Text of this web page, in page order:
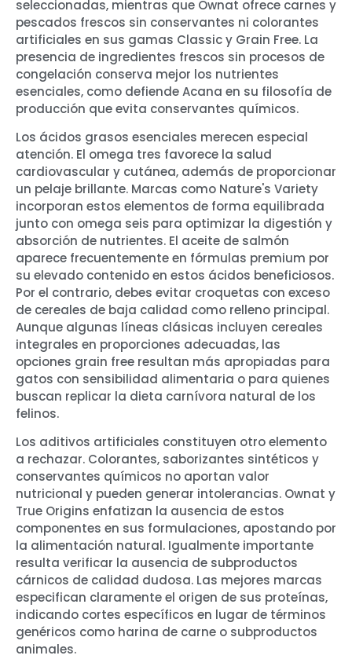
seleccionadas, mientras que Ownat ofrece carnes y
pescados frescos sin conservantes ni colorantes
artificiales en sus gamas Classic y Grain Free. La
presencia de ingredientes frescos sin procesos de
congelación conserva mejor los nutrientes
esenciales, como defiende Acana en su filosofía de
producción que evita conservantes químicos.
Los ácidos grasos esenciales merecen especial
atención. El omega tres favorece la salud
cardiovascular y cutánea, además de proporcionar
un pelaje brillante. Marcas como Nature's Variety
incorporan estos elementos de forma equilibrada
junto con omega seis para optimizar la digestión y
absorción de nutrientes. El aceite de salmón
aparece frecuentemente en fórmulas premium por
su elevado contenido en estos ácidos beneficiosos.
Por el contrario, debes evitar croquetas con exceso
de cereales de baja calidad como relleno principal.
Aunque algunas líneas clásicas incluyen cereales
integrales en proporciones adecuadas, las
opciones grain free resultan más apropiadas para
gatos con sensibilidad alimentaria o para quienes
buscan replicar la dieta carnívora natural de los
felinos.
Los aditivos artificiales constituyen otro elemento
a rechazar. Colorantes, saborizantes sintéticos y
conservantes químicos no aportan valor
nutricional y pueden generar intolerancias. Ownat y
True Origins enfatizan la ausencia de estos
componentes en sus formulaciones, apostando por
la alimentación natural. Igualmente importante
resulta verificar la ausencia de subproductos
cárnicos de calidad dudosa. Las mejores marcas
especifican claramente el origen de sus proteínas,
indicando cortes específicos en lugar de términos
genéricos como harina de carne o subproductos
animales.